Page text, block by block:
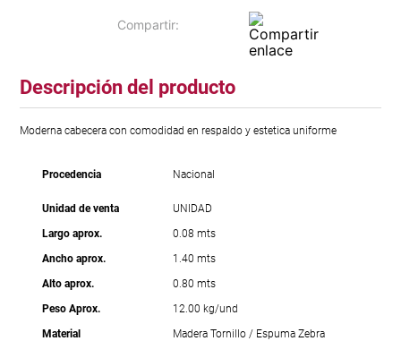
Descripción del producto
Moderna cabecera con comodidad en respaldo y estetica uniforme
Procedencia Nacional
Unidad de venta
UNIDAD
Largo aprox.
0.08 mts
Ancho aprox.
1.40 mts
Alto aprox.
0.80 mts
Peso Aprox.
12.00 kg/und
Material
Madera Tornillo / Espuma Zebra